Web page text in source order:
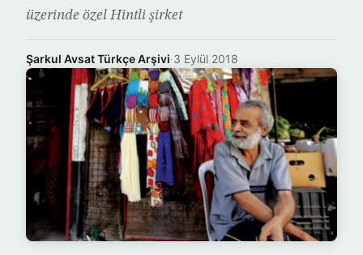
üzerinde özel Hintli şirket
Şarkul Avsat Türkçe Arşivi·3 Eylül 2018